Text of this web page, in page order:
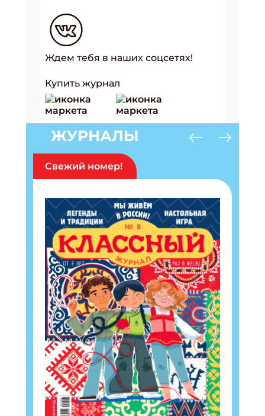
Ждем тебя в наших соцсетях!
Купить журнал
ЖУРНАЛЫ
Свежий номер!